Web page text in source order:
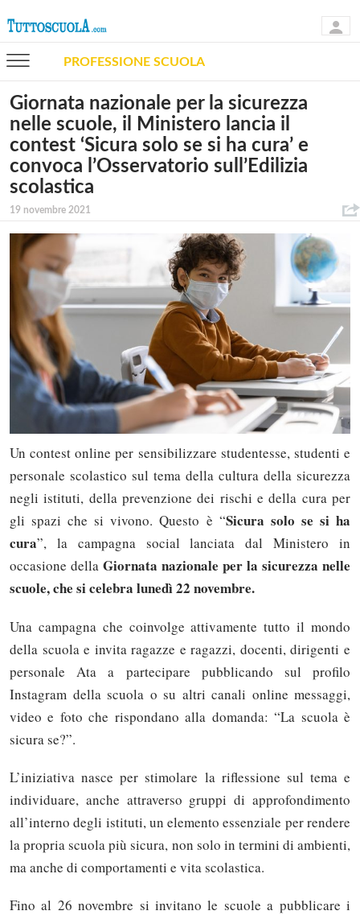
PROFESSIONE SCUOLA
Giornata nazionale per la sicurezza
nelle scuole, il Ministero lancia il
contest ‘Sicura solo se si ha cura’ e
convoca l’Osservatorio sull’Edilizia
scolastica
19 novembre 2021
Un contest online per sensibilizzare studentesse, studenti e
personale scolastico sul tema della cultura della sicurezza
negli istituti, della prevenzione dei rischi e della cura per
gli spazi che si vivono. Questo è “Sicura solo se si ha
cura”, la campagna social lanciata dal Ministero in
occasione della Giornata nazionale per la sicurezza nelle
scuole, che si celebra lunedì 22 novembre.
Una campagna che coinvolge attivamente tutto il mondo
della scuola e invita ragazze e ragazzi, docenti, dirigenti e
personale Ata a partecipare pubblicando sul profilo
Instagram della scuola o su altri canali online messaggi,
video e foto che rispondano alla domanda: “La scuola è
sicura se?”.
L’iniziativa nasce per stimolare la riflessione sul tema e
individuare, anche attraverso gruppi di approfondimento
all’interno degli istituti, un elemento essenziale per rendere
la propria scuola più sicura, non solo in termini di ambienti,
ma anche di comportamenti e vita scolastica.
Fino al 26 novembre si invitano le scuole a pubblicare i